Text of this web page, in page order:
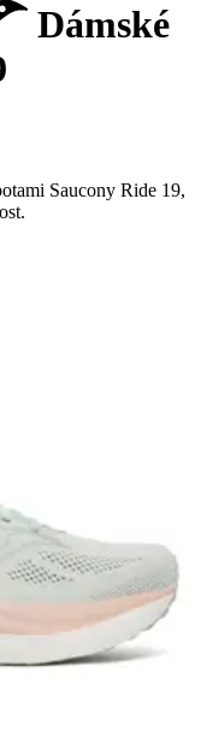
Dámské
Saucony Ride 19,